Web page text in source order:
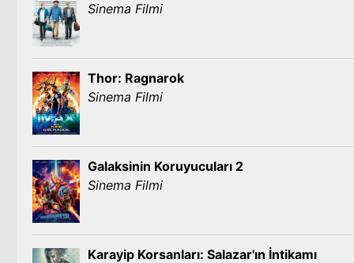
Sinema Filmi
Thor: Ragnarok
Sinema Filmi
Galaksinin Koruyucuları 2
Sinema Filmi
Karayip Korsanları: Salazar'ın İntikamı